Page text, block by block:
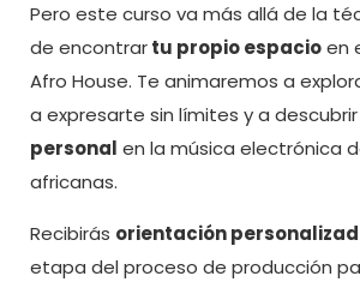
Pero este curso va más allá de la
de encontrartu propio espacioen
Afro House. Te animaremos a
a expresarte sin límites y a
personal en la música electrónica
africanas.
Recibirás orientación
etapa del proceso de producción